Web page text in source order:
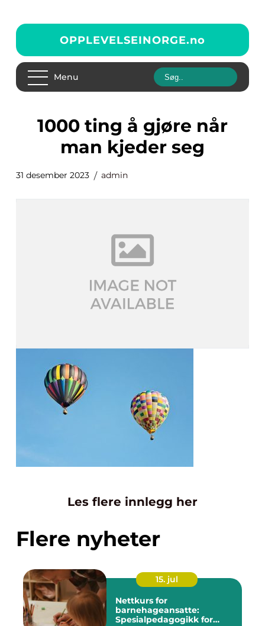
OPPLEVELSEINORGE.no
Menu
1000 ting å gjøre når
man kjeder seg
31 desember 2023 admin
Les flere innlegg her
Flere nyheter
15. jul
Nettkurs for
barnehageansatte:
Spesialpedagogikk for